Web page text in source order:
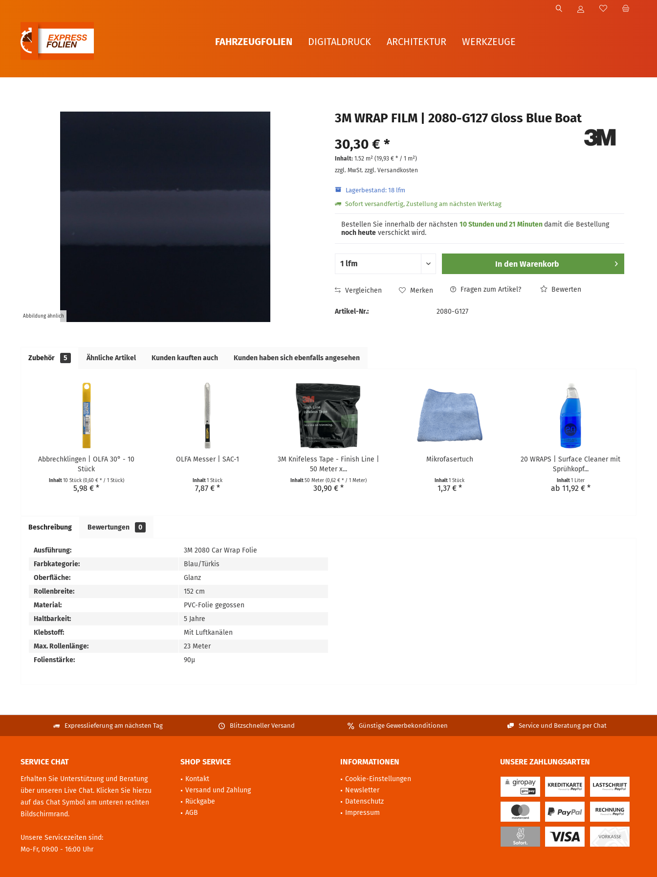
FAHRZEUGFOLIEN DIGITALDRUCK ARCHITEKTUR WERKZEUGE
Abbildung ähnlich
3M WRAP FILM | 2080-G127 Gloss Blue Boat
30,30 € *
Inhalt: 1.52 m² (19,93 €* / 1 m²)
zzgl. MwSt. zzgl. Versandkosten
Lagerbestand: 18 lfm
Sofort versandfertig, Zustellung am nächsten Werktag
Bestellen Sie innerhalb der nächsten 10 Stunden und 21 Minuten damit die Bestellung
noch heuteverschickt wird.
In den Warenkorb
Vergleichen Merken Fragen zum Artikel? Bewerten
Artikel-Nr.: 2080-G127
Zubehör 5 Ähnliche Artikel Kunden kauften auch Kunden haben sich ebenfalls angesehen
Abbrechklingen | OLFA 30° - 10
Stück
Inhalt10 Stück (0,60 € * / 1 Stück)
5,98 € *
OLFA Messer | SAC-1
Inhalt1 Stück
7,87 € *
3M Knifeless Tape - Finish Line |
50 Meter x...
Inhalt50 Meter (0,62 € * / 1 Meter)
30,90 € *
Mikrofasertuch
Inhalt1 Stück
1,37 € *
20 WRAPS | Surface Cleaner mit
Sprühkopf...
Inhalt1 Liter
ab 11,92 € *
Beschreibung Bewertungen 0
Ausführung:
3M 2080 Car Wrap Folie
Farbkategorie:
Blau/Türkis
Oberfläche:
Glanz
Rollenbreite:
152 cm
Material:
PVC-Folie gegossen
Haltbarkeit:
5 Jahre
Klebstoff:
Mit Luftkanälen
Max. Rollenlänge:
23 Meter
Folienstärke:
90µ
Expresslieferung am nächsten Tag Blitzschneller Versand Günstige Gewerbekonditionen Service und Beratung per Chat
SERVICE CHAT
Erhalten Sie Unterstützung und Beratung
über unseren Live Chat. Klicken Sie hierzu
auf das Chat Symbol am unteren rechten
Bildschirmrand.
Unsere Servicezeiten sind:
Mo-Fr, 09:00 - 16:00 Uhr
SHOP SERVICE
Kontakt
Versand und Zahlung
Rückgabe
AGB
INFORMATIONEN
Cookie-Einstellungen
Newsletter
Datenschutz
Impressum
UNSERE ZAHLUNGSARTEN